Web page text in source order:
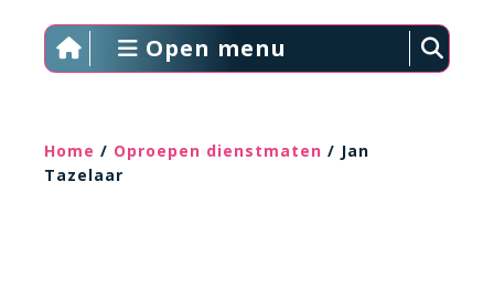
Open menu
Home / Oproepen dienstmaten / Jan
Tazelaar